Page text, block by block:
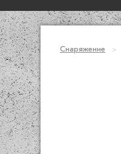
Снаряжение